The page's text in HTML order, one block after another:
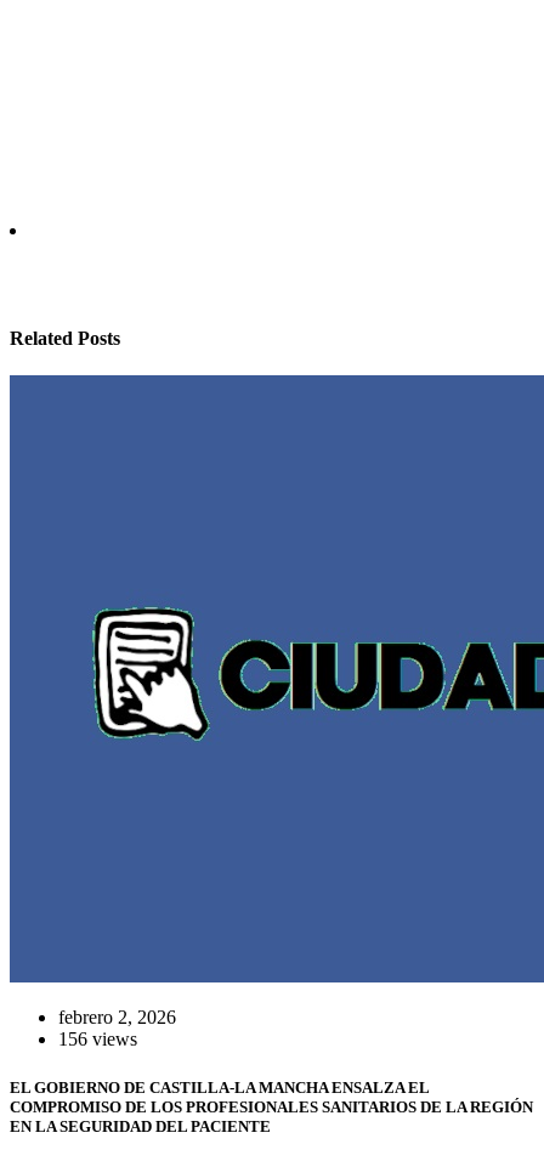
Related Posts
febrero 2, 2026
156 views
EL GOBIERNO DE CASTILLA-LA MANCHA ENSALZA EL
COMPROMISO DE LOS PROFESIONALES SANITARIOS DE LA REGIÓN
EN LA SEGURIDAD DEL PACIENTE